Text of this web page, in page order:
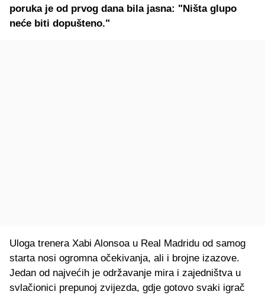
poruka je od prvog dana bila jasna: "Ništa glupo
neće biti dopušteno."
Uloga trenera Xabi Alonsoa u Real Madridu od samog
starta nosi ogromna očekivanja, ali i brojne izazove.
Jedan od najvećih je održavanje mira i zajedništva u
svlačionici prepunoj zvijezda, gdje gotovo svaki igrač